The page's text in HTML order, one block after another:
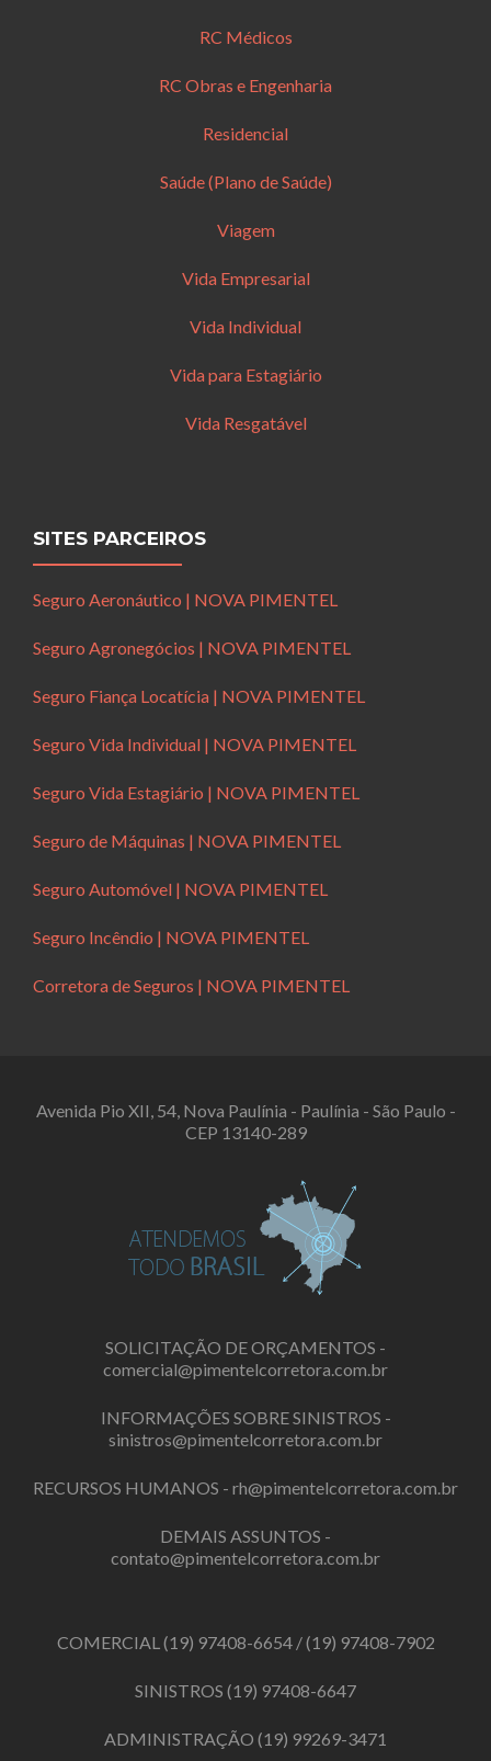
RC Médicos
RC Obras e Engenharia
Residencial
Saúde (Plano de Saúde)
Viagem
Vida Empresarial
Vida Individual
Vida para Estagiário
Vida Resgatável
SITES PARCEIROS
Seguro Aeronáutico | NOVA PIMENTEL
Seguro Agronegócios | NOVA PIMENTEL
Seguro Fiança Locatícia | NOVA PIMENTEL
Seguro Vida Individual | NOVA PIMENTEL
Seguro Vida Estagiário | NOVA PIMENTEL
Seguro de Máquinas | NOVA PIMENTEL
Seguro Automóvel | NOVA PIMENTEL
Seguro Incêndio | NOVA PIMENTEL
Corretora de Seguros | NOVA PIMENTEL
Avenida Pio XII, 54, Nova Paulínia - Paulínia - São Paulo -
CEP 13140-289
SOLICITAÇÃO DE ORÇAMENTOS -
comercial@pimentelcorretora.com.br
INFORMAÇÕES SOBRE SINISTROS -
sinistros@pimentelcorretora.com.br
RECURSOS HUMANOS - rh@pimentelcorretora.com.br
DEMAIS ASSUNTOS -
contato@pimentelcorretora.com.br
COMERCIAL(19) 97408-6654/(19) 97408-7902
SINISTROS (19) 97408-6647
ADMINISTRAÇÃO (19) 99269-3471